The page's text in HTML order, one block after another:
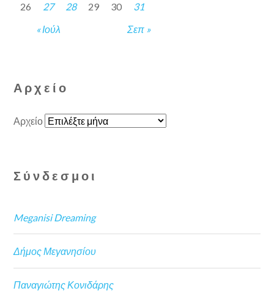
« Ιούλ Σεπ »
26
27 28 29 30 31
Αρχείο
Αρχείο
Σύνδεσμοι
Meganisi Dreaming
Δήμος Μεγανησίου
Παναγιώτης Κονιδάρης